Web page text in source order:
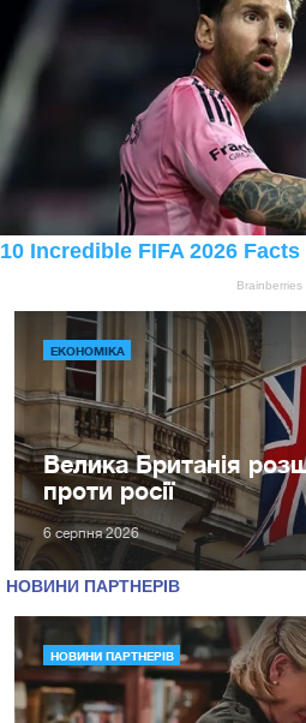
ЕКОНОМІКА
Велика Британія
проти росії
6 серпня 2026